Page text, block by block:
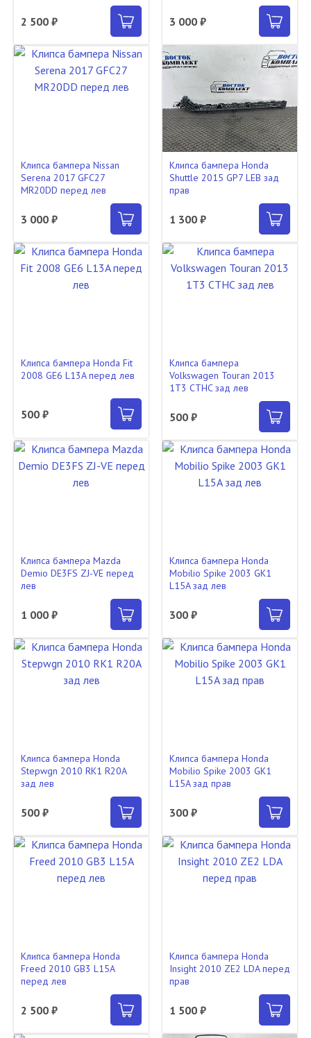
2 500 ₽ 3 000 ₽
Клипса бампера Nissan
Serena 2017 GFC27
MR20DD перед лев
3 000 ₽
Клипса бампера Honda
Shuttle 2015 GP7 LEB зад
прав
1 300 ₽
Клипса бампера Honda Fit
2008 GE6 L13A перед лев
500 ₽
Клипса бампера
Volkswagen Touran 2013
1T3 CTHC зад лев
500 ₽
Клипса бампера Mazda
Demio DE3FS ZJ-VE перед
лев
1 000 ₽
Клипса бампера Honda
Mobilio Spike 2003 GK1
L15A зад лев
300 ₽
Клипса бампера Honda
Stepwgn 2010 RK1 R20A
зад лев
500 ₽
Клипса бампера Honda
Mobilio Spike 2003 GK1
L15A зад прав
300 ₽
Клипса бампера Honda
Freed 2010 GB3 L15A
перед лев
2 500 ₽
Клипса бампера Honda
Insight 2010 ZE2 LDA перед
прав
1 500 ₽